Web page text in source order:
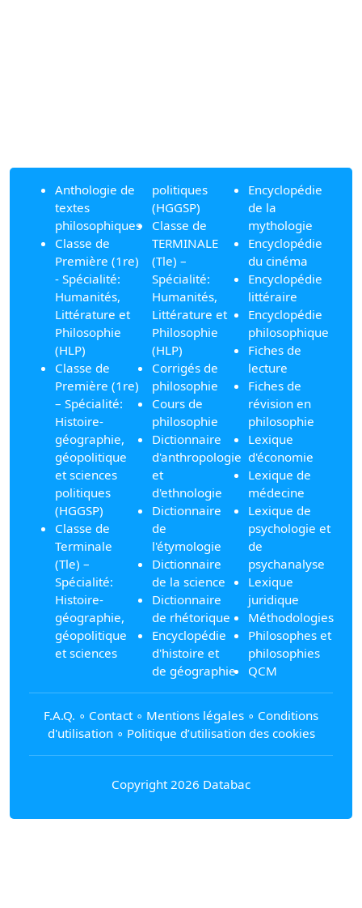
Anthologie de
textes
philosophiques
Classe de
Première (1re)
- Spécialité:
Humanités,
Littérature et
Philosophie
(HLP)
Classe de
Première (1re)
– Spécialité:
Histoire-
géographie,
géopolitique
et sciences
politiques
(HGGSP)
Classe de
Terminale
(Tle) –
Spécialité:
Histoire-
géographie,
géopolitique
et sciences
politiques
(HGGSP)
Classe de
TERMINALE
(Tle) –
Spécialité:
Humanités,
Littérature et
Philosophie
(HLP)
Corrigés de
philosophie
Cours de
philosophie
Dictionnaire
d'anthropologie
et
d'ethnologie
Dictionnaire
de
l'étymologie
Dictionnaire
de la science
Dictionnaire
de rhétorique
Encyclopédie
d'histoire et
de géographie
Encyclopédie
de la
mythologie
Encyclopédie
du cinéma
Encyclopédie
littéraire
Encyclopédie
philosophique
Fiches de
lecture
Fiches de
révision en
philosophie
Lexique
d'économie
Lexique de
médecine
Lexique de
psychologie et
de
psychanalyse
Lexique
juridique
Méthodologies
Philosophes et
philosophies
QCM
F.A.Q. ∘ Contact ∘ Mentions légales ∘ Conditions
d'utilisation∘ Politique d’utilisation des cookies
Copyright 2026 Databac